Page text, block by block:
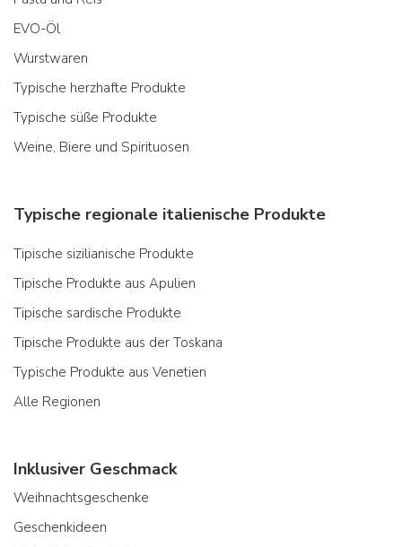
EVO-Öl
Wurstwaren
Typische herzhafte Produkte
Typische süße Produkte
Weine, Biere und Spirituosen
Typische regionale italienische Produkte
Tipische sizilianische Produkte
Tipische Produkte aus Apulien
Tipische sardische Produkte
Tipische Produkte aus der Toskana
Typische Produkte aus Venetien
Alle Regionen
Inklusiver Geschmack
Weihnachtsgeschenke
Geschenkideen